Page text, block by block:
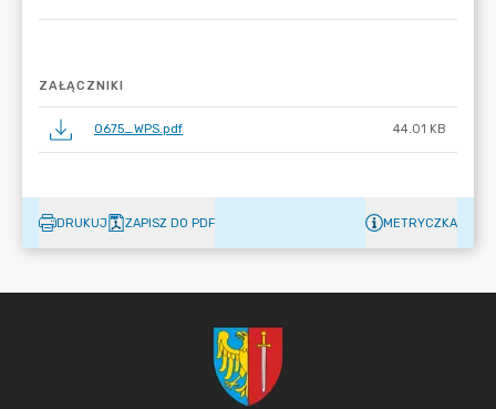
ZAŁĄCZNIKI
0675_WPS.pdf 44.01 KB
DRUKUJ ZAPISZ DO PDF METRYCZKA